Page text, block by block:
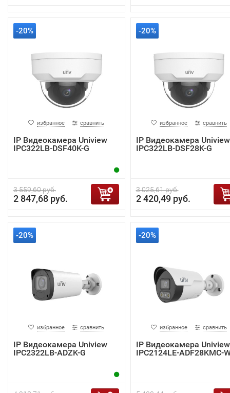
-20%
избранное сравнить
IP Видеокамера Uniview
IPC322LB-DSF40K-G
3 559,60 руб.
2 847,68 руб.
-20%
избранное сравнить
IP Видеокамера Uniview
IPC322LB-DSF28K-G
3 025,61 руб.
2 420,49 руб.
-20%
избранное сравнить
IP Видеокамера Uniview
IPC2322LB-ADZK-G
-20%
избранное сравнить
IP Видеокамера Uniview
IPC2124LE-ADF28KMC-